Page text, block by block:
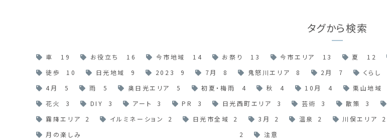
タグから検索
車 19 お役立ち 16 今市地域 14 お祭り 13 今市エリア 13 夏 12
徒歩
10 日光地域 9 2023 9 7月 8 鬼怒川エリア 8 2月 7 くらし
4月
5 雨 5 奥日光エリア 5 初夏・梅雨 4 秋 4 10月 4 栗山地域
花火
3 DIY 3 アート 3 PR 3 日光西町エリア 3 芸術 3 散策 3
霧降エリア
2 イルミネーション 2 日光市全域 2 3月 2 温泉 2 川俣エリア 2
月の楽しみ
2 注意